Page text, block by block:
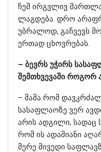
ჩემ ირგვლივ
ლაგდება. დრო
უბრალოდ, გაჩვევს
ერთად ცხოვრებას.
– ბევრს უჭირს
შემთხვევაში როგორ
– მამა რომ
სასაფლაოზე ვერ
არის ადგილი, სადაც
რომ ის ადამიანი
მერე მივედი